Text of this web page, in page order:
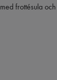
frottésula